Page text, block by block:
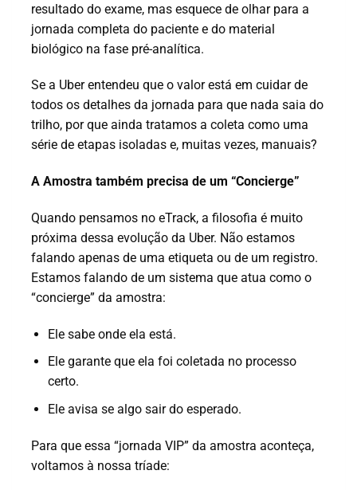
resultado do exame, mas esquece de olhar para a
jornada completa do paciente e do material
biológico na fase pré-analítica.
Se a Uber entendeu que o valor está em cuidar de
todos os detalhes da jornada para que nada saia do
trilho, por que ainda tratamos a coleta como uma
série de etapas isoladas e, muitas vezes, manuais?
A Amostra também precisa de um “Concierge”
Quando pensamos no eTrack, a filosofia é muito
próxima dessa evolução da Uber. Não estamos
falando apenas de uma etiqueta ou de um registro.
Estamos falando de um sistema que atua como o
“concierge” da amostra:
Ele sabe onde ela está.
Ele garante que ela foi coletada no processo
certo.
Ele avisa se algo sair do esperado.
Para que essa “jornada VIP” da amostra aconteça,
voltamos à nossa tríade: